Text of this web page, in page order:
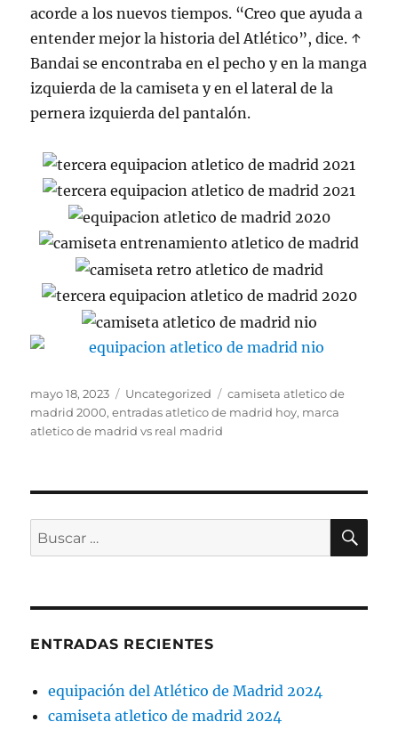
acorde a los nuevos tiempos. “Creo que ayuda a
entender mejor la historia del Atlético”, dice. ↑
Bandai se encontraba en el pecho y en la manga
izquierda de la camiseta y en el lateral de la
pernera izquierda del pantalón.
Publicado
el
mayo 18, 2023 Categorías
Uncategorized Etiquetas
camiseta atletico de
madrid 2000,entradas atletico de madrid hoy, marca
atletico de madrid vs real madrid
Buscar
por:
ENTRADAS RECIENTES
equipación del Atlético de Madrid 2024
camiseta atletico de madrid 2024